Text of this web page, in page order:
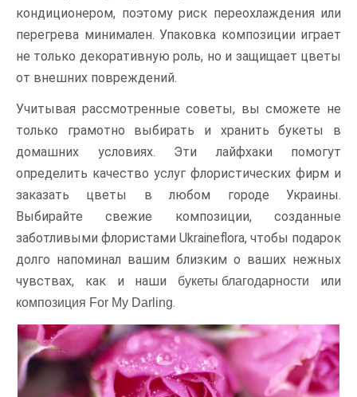
кондиционером, поэтому риск переохлаждения или
перегрева минимален. Упаковка композиции играет
не только декоративную роль, но и защищает цветы
от внешних повреждений.
Учитывая рассмотренные советы, вы сможете не
только грамотно выбирать и хранить букеты в
домашних условиях. Эти лайфхаки помогут
определить качество услуг флористических фирм и
заказать цветы в любом городе Украины.
Выбирайте свежие композиции, созданные
заботливыми флористами Ukraineflora, чтобы подарок
долго напоминал вашим близким о ваших нежных
чувствах, как и наши
букеты благодарности или
композиция For My Darling.